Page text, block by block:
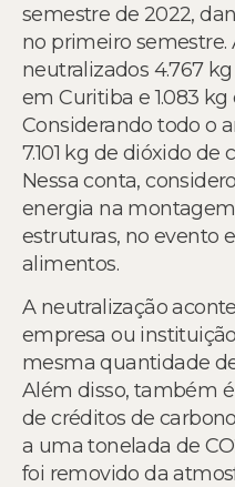
semestre de 2022,
no primeiro semestre.
neutralizados 4.767
em Curitiba e 1.083
Considerando todo o
7.101 kg de dióxido de
Nessa conta,
energia na
estruturas, no evento
alimentos.
A neutralização
empresa ou
mesma quantidade
Além disso, também
de créditos de
a uma tonelada de
foi removido da